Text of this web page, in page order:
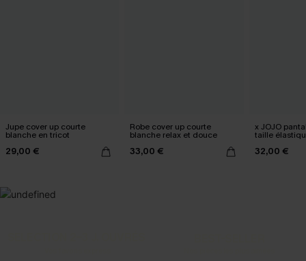
Jupe cover up courte
blanche en tricot
29,00 €
Robe cover up courte
blanche relax et douce
33,00 €
x JOJO
taille
32,00 €